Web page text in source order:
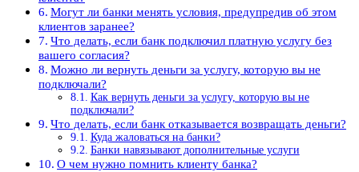
Могут ли банки менять условия, предупредив об этом
клиентов заранее?
Что делать, если банк подключил платную услугу без
вашего согласия?
Можно ли вернуть деньги за услугу, которую вы не
подключали?
Как вернуть деньги за услугу, которую вы не
подключали?
Что делать, если банк отказывается возвращать деньги?
Куда жаловаться на банки?
Банки навязывают дополнительные услуги
О чем нужно помнить клиенту банка?